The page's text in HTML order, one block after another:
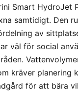
Smart HydroJet
samtidigt. Den
av
väl för social
kräver planering
för att bära